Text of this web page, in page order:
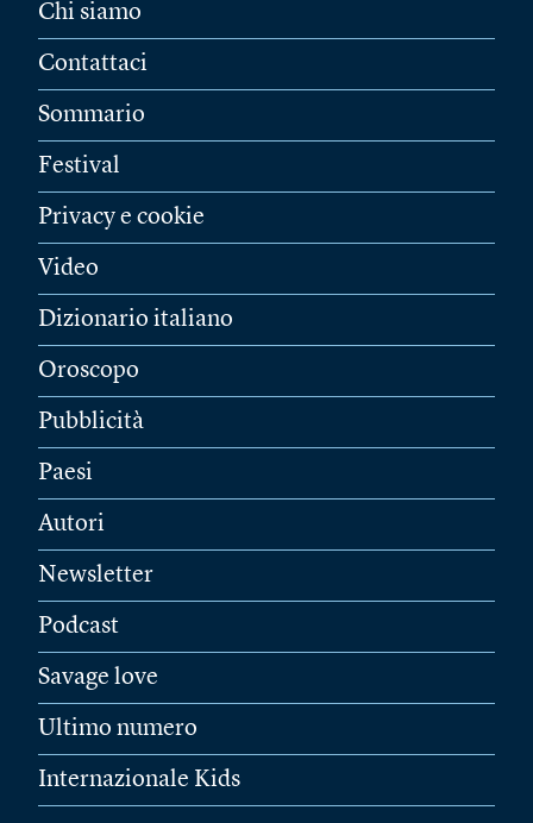
Chi siamo
Contattaci
Sommario
Festival
Privacy e cookie
Video
Dizionario italiano
Oroscopo
Pubblicità
Paesi
Autori
Newsletter
Podcast
Savage love
Ultimo numero
Internazionale Kids